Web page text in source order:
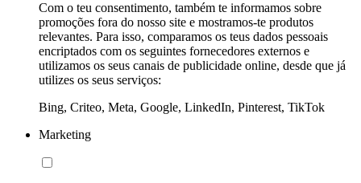
Com o teu consentimento, também te informamos sobre
promoções fora do nosso site e mostramos-te produtos
relevantes. Para isso, comparamos os teus dados pessoais
encriptados com os seguintes fornecedores externos e
utilizamos os seus canais de publicidade online, desde que já
utilizes os seus serviços:
Bing, Criteo, Meta, Google, LinkedIn, Pinterest, TikTok
Marketing